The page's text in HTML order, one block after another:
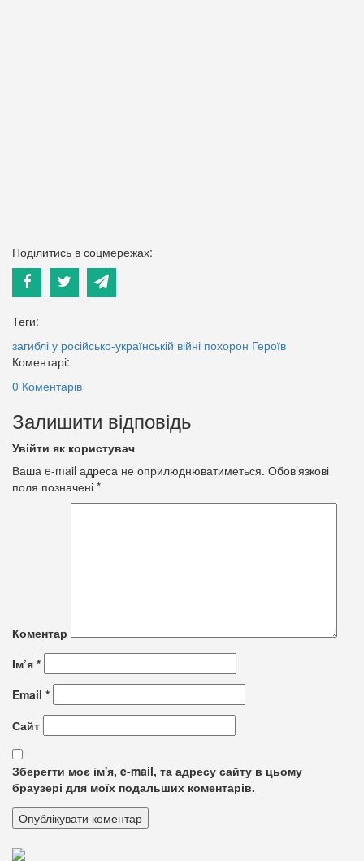
Поділитись в соцмережах:
Теги:
загиблі у російсько-українській війні похорон Героїв
Коментарі:
0 Коментарів
Залишити відповідь
Увійти як користувач
Ваша e-mail адреса не оприлюднюватиметься. Обов’язкові
поля позначені *
Коментар
Ім’я *
Email *
Сайт
Зберегти моє ім'я, e-mail, та адресу сайту в цьому
браузері для моїх подальших коментарів.